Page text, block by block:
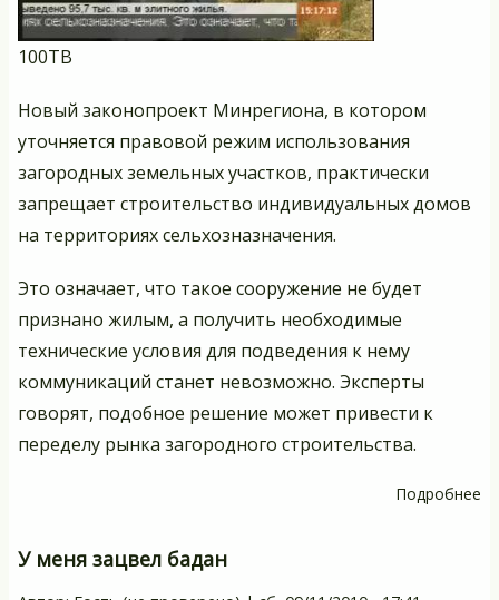
100ТВ
Новый законопроект Минрегиона, в котором
уточняется правовой режим использования
загородных земельных участков, практически
запрещает строительство индивидуальных домов
на территориях сельхозназначения.
Это означает, что такое сооружение не будет
признано жилым, а получить необходимые
технические условия для подведения к нему
коммуникаций станет невозможно. Эксперты
говорят, подобное решение может привести к
переделу рынка загородного строительства.
Подробнее
У меня зацвел бадан